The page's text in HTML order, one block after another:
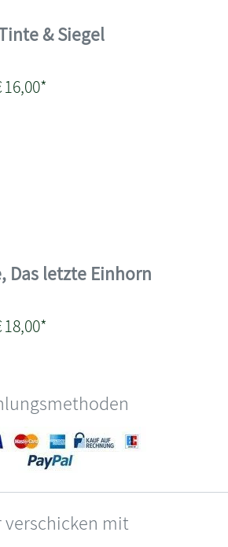
& Siegel
16,00*
Das letzte Einhorn
18,00*
verschicken mit